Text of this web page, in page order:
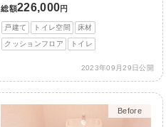
総額226,000円
戸建て トイレ空間 床材
クッションフロア トイレ
2023年09月29日公開
Before
After